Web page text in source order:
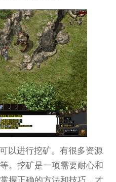
以进行挖矿。有很多资源
。挖矿是一项需要耐心和